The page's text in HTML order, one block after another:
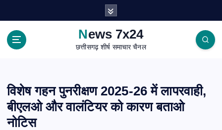
News 7x24
छत्तीसगढ़ शीर्ष समाचार चैनल
विशेष गहन पुनरीक्षण 2025-26 में लापरवाही,
बीएलओ और वालंटियर को कारण बताओ
नोटिस